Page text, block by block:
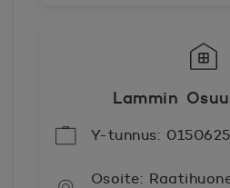
Lammin
Y-tunnus:
Osoite: